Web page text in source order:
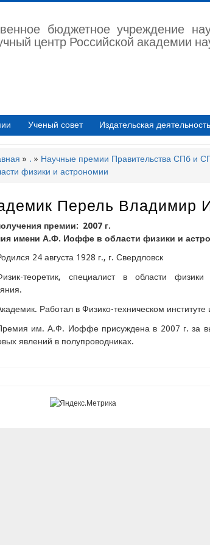
бюджетное учреждение
центр Российской академии
Ученый совет Издательская деятельность
. Научные премии Правительства СПб и
физики и астрономии
Перель Владимир
премии
2007 г.
имени А.Ф. Иоффе в области физики и
24 августа 1928 г., г. Свердловск
теоретик, специалист в области
Работал в Физико-техническом
им. А.Ф. Иоффе присуждена в 2007 г. за
явлений в полупроводниках.